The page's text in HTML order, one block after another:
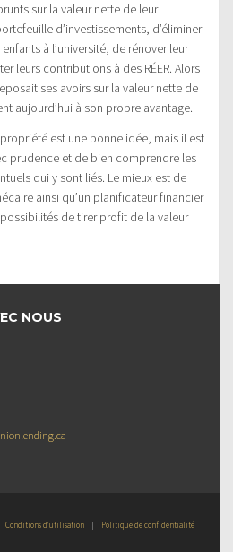
sur la valeur nette de leur
d’investissements, d’éliminer
à l’université, de rénover leur
leurs contributions à des RÉER. Alors
ses avoirs sur la valeur nette de
aujourd’hui à son propre avantage.
est une bonne idée, mais il est
prudence et de bien comprendre les
qui y sont liés. Le mieux est de
ainsi qu’un planificateur financier
de tirer profit de la valeur
NOUS
Conditions d’utilisation | Politique de confidentialité